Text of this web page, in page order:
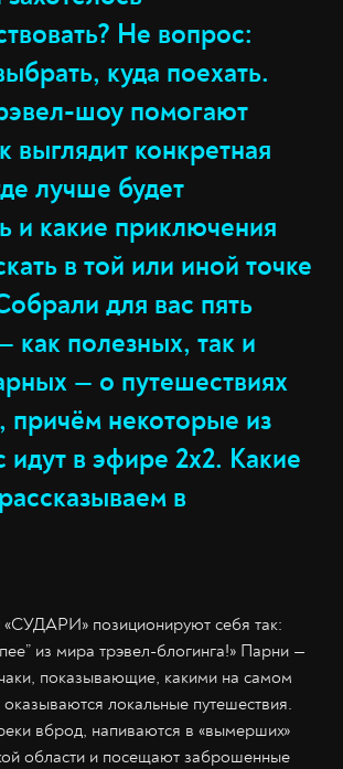
Не вопрос:
куда поехать.
шоу помогают
выглядит конкретная
лучше будет
и какие приключения
в той или иной точке
для вас пять
как полезных, так и
— о путешествиях
причём некоторые из
идут в эфире 2х2. Какие
в
позиционируют себя так:
из мира трэвел-блогинга!» Парни —
показывающие, какими на самом
локальные путешествия.
вброд, напиваются в «вымерших»
области и посещают заброшенные